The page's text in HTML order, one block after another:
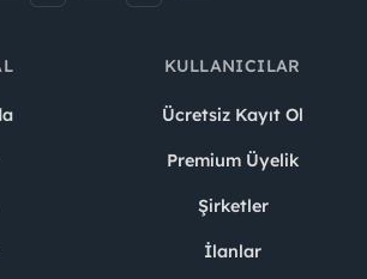
KULLANICILAR
Ücretsiz Kayıt Ol
Premium Üyelik
Şirketler
İlanlar